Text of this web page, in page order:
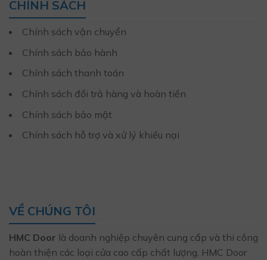
CHÍNH SÁCH
Chính sách vận chuyển
Chính sách bảo hành
Chính sách thanh toán
Chính sách đổi trả hàng và hoàn tiền
Chính sách bảo mật
Chính sách hỗ trợ và xử lý khiếu nại
VỀ CHÚNG TÔI
HMC Door là doanh nghiệp chuyên cung cấp và thi công
hoàn thiện các loại cửa cao cấp chất lượng. HMC Door